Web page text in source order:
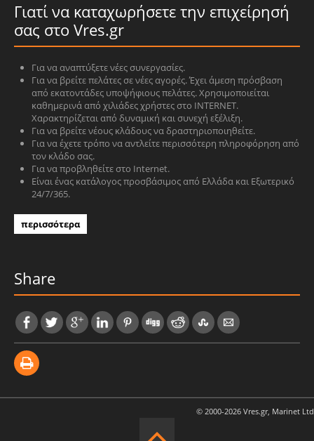
Γιατί να καταχωρήσετε την επιχείρησή
σας στο Vres.gr
Για να αναπτύξετε νέες συνεργασίες.
Για να βρείτε πελάτες σε νέες αγορές. Έχει άμεση πρόσβαση
από εκατοντάδες υποψήφιους πελάτες. Χρησιμοποιείται
καθημερινά από χιλιάδες χρήστες στο INTERNET.
Χαρακτηρίζεται από δυναμική και συνεχή εξέλιξη.
Για να βρείτε νέους κλάδους να δραστηριοποιηθείτε.
Για να έχετε τρόπο να αντλείτε περισσότερη πληροφόρηση από
τον κλάδο σας.
Για να προβληθείτε στο Internet.
Είναι ένας κατάλογος προσβάσιμος από Ελλάδα και Εξωτερικό
24/7/365.
περισσότερα
Share
© 2000-2026 Vres.gr, Marinet Ltd